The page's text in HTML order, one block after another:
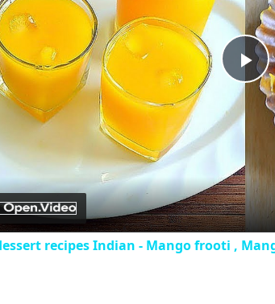
recipes Indian - Mango frooti ,